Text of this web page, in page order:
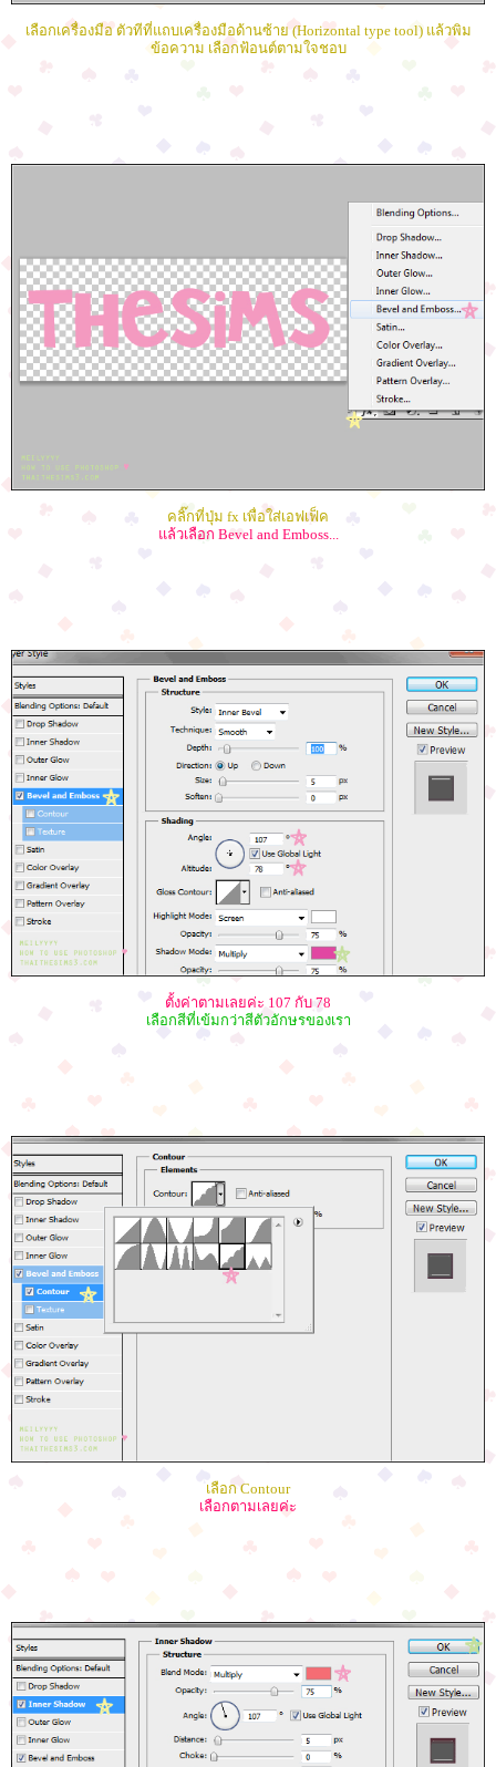
เลือกเครื่องมือ ตัวทีที่แถบเครื่องมือด้านซ้าย (Horizontal type tool) แล้วพิม
ข้อความ เลือกฟ้อนต์ตามใจชอบ
คลิ๊กที่ปุ่ม fx เพื่อใส่เอฟเฟ็ค
แล้วเลือก Bevel and Emboss...
ตั้งค่าตามเลยค่ะ 107 กับ 78
เลือกสีที่เข้มกว่าสีตัวอักษรของเรา
เลือก Contour
เลือกตามเลยค่ะ